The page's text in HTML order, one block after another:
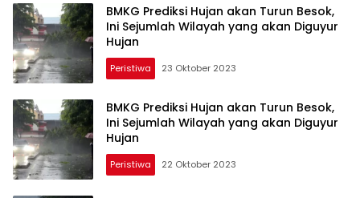
BMKG Prediksi Hujan akan Turun Besok,
Ini Sejumlah Wilayah yang akan Diguyur
Hujan
Peristiwa 23 Oktober 2023
BMKG Prediksi Hujan akan Turun Besok,
Ini Sejumlah Wilayah yang akan Diguyur
Hujan
Peristiwa 22 Oktober 2023